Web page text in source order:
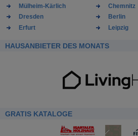
Mülheim-Kärlich
Chemnitz
Dresden
Berlin
Erfurt
Leipzig
HAUSANBIETER DES MONATS
GRATIS KATALOGE